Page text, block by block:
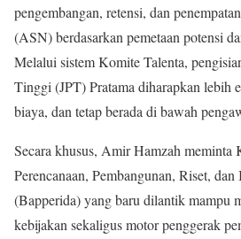
pengembangan, retensi, dan
(ASN) berdasarkan pemetaan potensi
Melalui sistem Komite Talenta,
Tinggi (JPT) Pratama diharapkan lebih
biaya, dan tetap berada di bawah
Secara khusus, Amir Hamzah meminta
Perencanaan, Pembangunan, Riset, dan
(Bapperida) yang baru dilantik mampu
kebijakan sekaligus motor penggerak